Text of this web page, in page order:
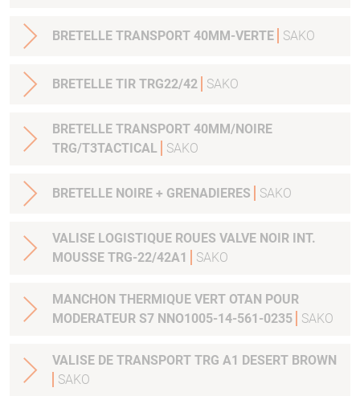
BRETELLE TRANSPORT 40MM-VERTE SAKO
BRETELLE TIR TRG22/42 SAKO
BRETELLE TRANSPORT 40MM/NOIRE
TRG/T3TACTICAL
SAKO
BRETELLE NOIRE + GRENADIERES SAKO
VALISE LOGISTIQUE ROUES VALVE NOIR INT.
MOUSSE TRG-22/42A1
SAKO
MANCHON THERMIQUE VERT OTAN POUR
MODERATEUR S7 NNO1005-14-561-0235
SAKO
VALISE DE TRANSPORT TRG A1 DESERT BROWN
SAKO